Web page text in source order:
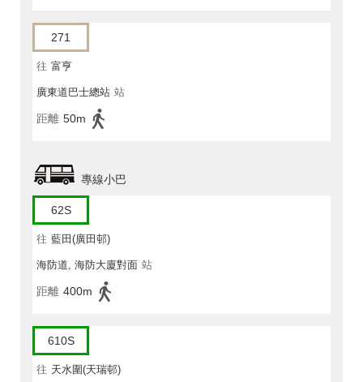
271
往 富亨
廣東道巴士總站 站
距離 50m
專線小巴
62S
往 藍田(廣田邨)
海防道, 海防大廈對面 站
距離 400m
610S
往 天水圍(天瑞邨)